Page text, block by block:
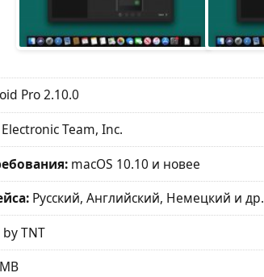
Pro 2.10.0
Electronic Team, Inc.
macOS 10.10 и новее
Русский, Английский, Немецкий и др.
by TNT